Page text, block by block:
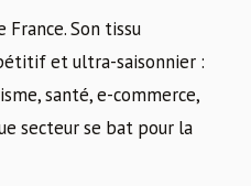
Son tissu
et ultra-saisonnier :
santé, e-commerce,
secteur se bat pour la